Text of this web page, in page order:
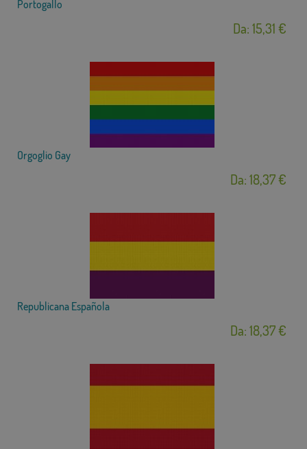
Portogallo
Da: 15,31 €
Orgoglio Gay
Da: 18,37 €
Republicana Española
Da: 18,37 €